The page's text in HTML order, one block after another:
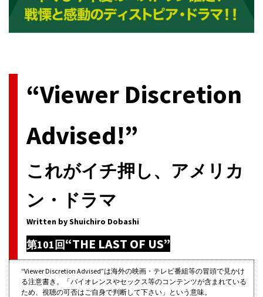
“Viewer Discretion
Advised!”
これがイチ押し、アメリカ
ン・ドラマ
Written by Shuichiro Dobashi
第101回“THE LAST OF US”
“Viewer Discretion Advised”は海外の映画・テレビ番組等の冒頭で見かけ
る注意書き。「バイオレンスやセックス等のコンテンツが含まれている
ため、視聴の可否はご自身で判断して下さい」という意味。